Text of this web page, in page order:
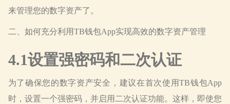
来管理您的数字资产了。
二、如何充分利用TB钱包App实现高效的数字资产管理
4.1设置强密码和二次认证
为了确保您的数字资产安全，建议在首次使用TB钱包App
时，设置一个强密码，并启用二次认证功能。这样，即使您